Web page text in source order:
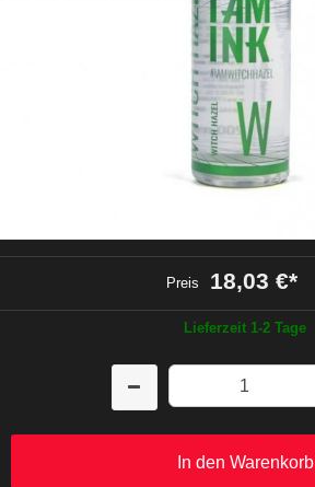
Preis 18,03 €*
Lieferzeit 1-2 Tage
In den Warenkorb